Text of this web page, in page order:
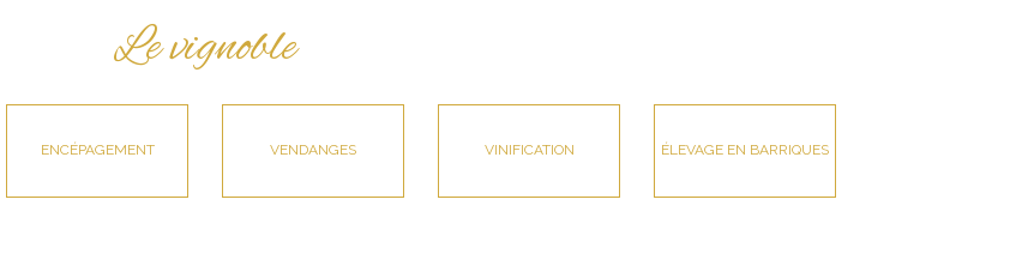
Le vignoble
ENCÉPAGEMENT VENDANGES VINIFICATION ÉLEVAGE EN BARRIQUES